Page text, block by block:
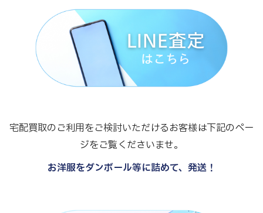
宅配買取のご利用をご検討いただけるお客様は下記のペー
ジをご覧くださいませ。
お洋服をダンボール等に詰めて、発送！